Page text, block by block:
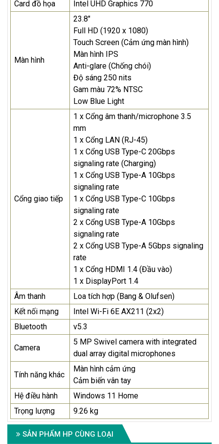
Card đồ họa Intel UHD Graphics 770
Màn hình
23.8"
Full HD (1920 x 1080)
Touch Screen (Cảm ứng màn hình)
Màn hình IPS
Anti-glare (Chống chói)
Độ sáng 250 nits
Gam màu 72% NTSC
Low Blue Light
Cổng giao tiếp
1 x Cổng âm thanh/microphone 3.5
mm
1 x Cổng LAN (RJ-45)
1 x Cổng USB Type-C 20Gbps
signaling rate (Charging)
1 x Cổng USB Type-A 10Gbps
signaling rate
1 x Cổng USB Type-C 10Gbps
signaling rate
2 x Cổng USB Type-A 10Gbps
signaling rate
2 x Cổng USB Type-A 5Gbps signaling
rate
1 x Cổng HDMI 1.4 (Đầu vào)
1 x DisplayPort 1.4
Âm thanh
Loa tích hợp (Bang & Olufsen)
Kết nối mạng
Intel Wi-Fi 6E AX211 (2x2)
Bluetooth
v5.3
Camera
5 MP Swivel camera with integrated
dual array digital microphones
Tính năng khác
Màn hình cảm ứng
Cảm biến vân tay
Hệ điều hành
Windows 11 Home
Trọng lượng
9.26 kg
SẢN PHẨM HP CÙNG LOẠI